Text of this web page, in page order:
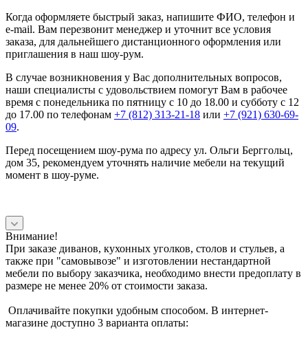
Когда оформляете быстрый заказ, напишите ФИО, телефон и
e-mail. Вам перезвонит менеджер и уточнит все условия
заказа, для дальнейшего дистанционного оформления или
приглашения в наш шоу-рум.
В случае возникновения у Вас дополнительных вопросов,
наши специалисты с удовольствием помогут Вам в рабочее
время с понедельника по пятницу с 10 до 18.00 и субботу с 12
до 17.00 по телефонам +7 (812) 313-21-18 или +7 (921) 630-69-
09.
Перед посещением шоу-рума по адресу ул. Ольги Берггольц,
дом 35, рекомендуем уточнять наличие мебели на текущий
момент в шоу-руме.
Внимание!
При заказе диванов, кухонных уголков, столов и стульев, а
также при "самовывозе" и изготовлении нестандартной
мебели по выбору заказчика, необходимо внести предоплату в
размере не менее 20% от стоимости заказа.
Оплачивайте покупки удобным способом. В интернет-
магазине доступно 3 варианта оплаты: